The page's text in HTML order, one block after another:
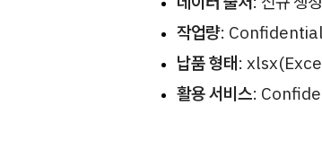
작업량: Confidential
납품 형태:
활용 서비스: